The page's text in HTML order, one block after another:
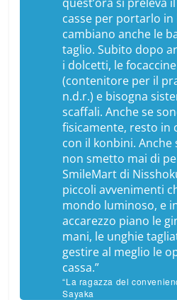
casse per portarlo in
cambiano anche le
taglio. Subito dopo
i dolcetti, le
(contenitore per il
n.d.r.) e bisogna
scaffali. Anche se
fisicamente, resto in
con il konbini. Anche
non smetto mai di
SmileMart di
piccoli avvenimenti
mondo luminoso, e
accarezzo piano le
mani, le unghie
gestire al meglio le
cassa.”
“La ragazza del
Sayaka